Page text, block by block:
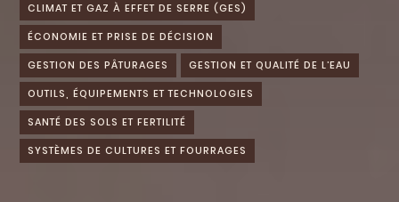
CLIMAT ET GAZ À EFFET DE SERRE (GES)
ÉCONOMIE ET PRISE DE DÉCISION
GESTION DES PÂTURAGES GESTION ET QUALITÉ DE L’EAU
OUTILS, ÉQUIPEMENTS ET TECHNOLOGIES
SANTÉ DES SOLS ET FERTILITÉ
SYSTÈMES DE CULTURES ET FOURRAGES